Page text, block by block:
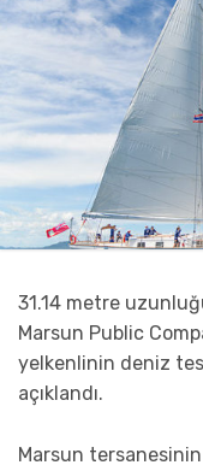
31.14 metre
Marsun Public
yelkenlinin deniz
açıklandı.
Marsun